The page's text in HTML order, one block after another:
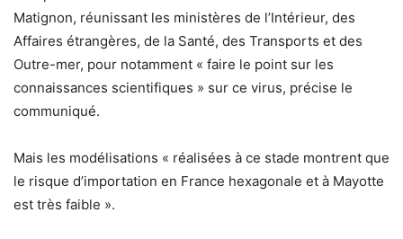
Matignon, réunissant les ministères de l’Intérieur, des
Affaires étrangères, de la Santé, des Transports et des
Outre-mer, pour notamment « faire le point sur les
connaissances scientifiques » sur ce virus, précise le
communiqué.
Mais les modélisations « réalisées à ce stade montrent que
le risque d’importation en France hexagonale et à Mayotte
est très faible ».